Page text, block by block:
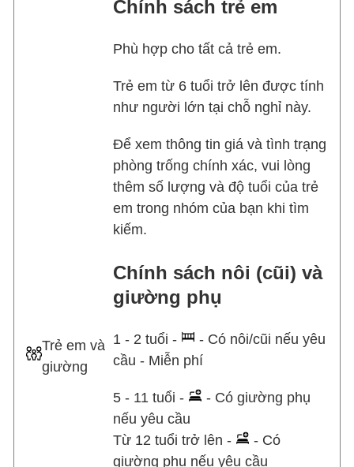
Trẻ em và
giường
Chính sách trẻ em
Phù hợp cho tất cả trẻ em.
Trẻ em từ 6 tuổi trở lên được tính
như người lớn tại chỗ nghỉ này.
Để xem thông tin giá và tình trạng
phòng trống chính xác, vui lòng
thêm số lượng và độ tuổi của trẻ
em trong nhóm của bạn khi tìm
kiếm.
Chính sách nôi (cũi) và
giường phụ
1 - 2 tuổi -
- Có nôi/cũi nếu yêu
cầu - Miễn phí
5 - 11 tuổi -
- Có giường phụ
nếu yêu cầu
Từ 12 tuổi trở lên -
- Có
giường phụ nếu yêu cầu